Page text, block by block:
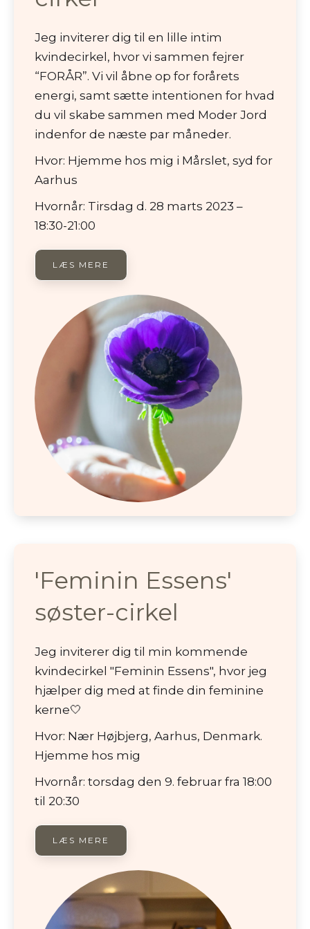
Jeg inviterer dig til en lille intim
kvindecirkel, hvor vi sammen fejrer
“FORÅR”. Vi vil åbne op for forårets
energi, samt sætte intentionen for hvad
du vil skabe sammen med Moder Jord
indenfor de næste par måneder.
Hvor: Hjemme hos mig i Mårslet, syd for
Aarhus
Hvornår: Tirsdag d. 28 marts 2023 –
18:30-21:00
LÆS MERE
'Feminin Essens'
søster-cirkel
Jeg inviterer dig til min kommende
kvindecirkel "Feminin Essens", hvor jeg
hjælper dig med at finde din feminine
kerne🤍
Hvor: Nær Højbjerg, Aarhus, Denmark.
Hjemme hos mig
Hvornår: torsdag den 9. februar fra 18:00
til 20:30
LÆS MERE